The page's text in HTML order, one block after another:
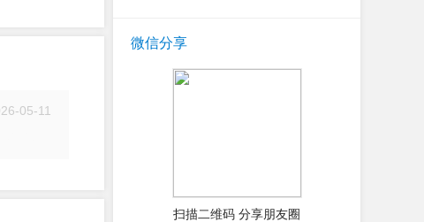
05-11
微信分享
扫描二维码 分享朋友圈